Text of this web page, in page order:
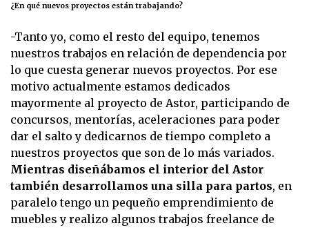
¿En qué nuevos proyectos están trabajando?
-Tanto yo, como el resto del equipo, tenemos
nuestros trabajos en relación de dependencia por
lo que cuesta generar nuevos proyectos. Por ese
motivo actualmente estamos dedicados
mayormente al proyecto de Astor, participando de
concursos, mentorías, aceleraciones para poder
dar el salto y dedicarnos de tiempo completo a
nuestros proyectos que son de lo más variados.
Mientras diseñábamos el interior del Astor
también desarrollamos una silla para partos, en
paralelo tengo un pequeño emprendimiento de
muebles y realizo algunos trabajos freelance de